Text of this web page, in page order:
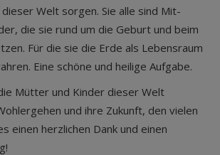
Welt sorgen. Sie alle sind Mit-
die sie rund um die Geburt und beim
Für die sie die Erde als Lebensraum
Eine schöne und heilige Aufgabe.
Mütter und Kinder dieser Welt
und ihre Zukunft, den vielen
einen herzlichen Dank und einen